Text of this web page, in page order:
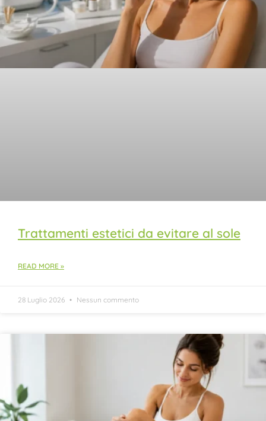
Trattamenti estetici da evitare al sole
READ MORE »
28 Luglio 2026 Nessun commento